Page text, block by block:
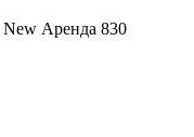
New Аренда 830